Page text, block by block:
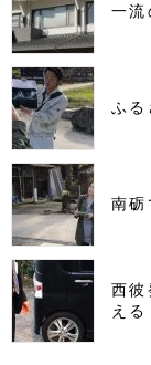
一流
ふる
南砺
西彼
える